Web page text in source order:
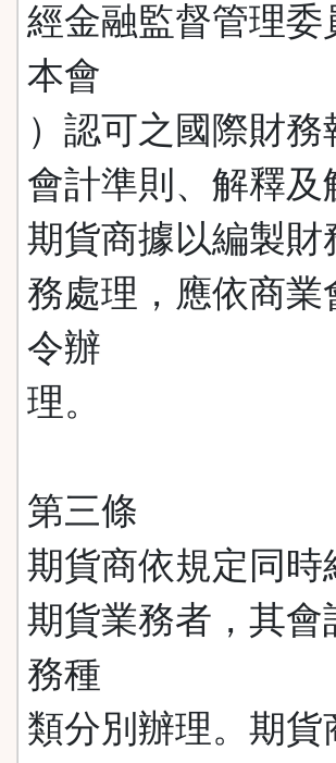
經金融監督管理
本會
）認可之國際財
會計準則、解釋及
期貨商據以編製
務處理，應依商
令辦
理。
第三條
期貨商依規定同
期貨業務者，其
務種
類分別辦理。期